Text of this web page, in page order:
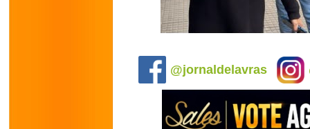
@jornaldelavras